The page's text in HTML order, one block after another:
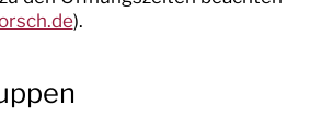
).